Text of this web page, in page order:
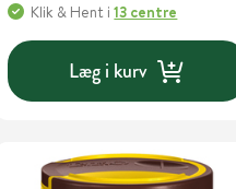
Klik & Hent i13 centre
Læg i kurv